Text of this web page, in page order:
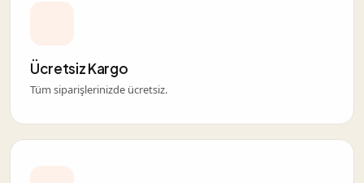
Ücretsiz Kargo
Tüm siparişlerinizde ücretsiz.